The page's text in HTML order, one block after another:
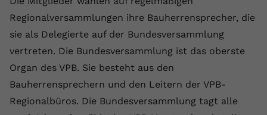
Regionalversammlungen ihre Bauherrensprecher, die
sie als Delegierte auf der Bundesversammlung
vertreten. Die Bundesversammlung ist das oberste
Organ des VPB. Sie besteht aus den
Bauherrensprechern und den Leitern der VPB-
Regionalbüros. Die Bundesversammlung tagt alle
Laufzeit 1 Jahr
Zweck
Einstellungen. Unter anderem eine
zufällig generierte ID, für die
historische Speicherung Ihrer
vorgenommen Einstellungen, falls der
hat.
Informationen zur Nutzung der
Website zu erfassen.
Name _gcl au
Anbieter Google Ads
Laufzeit 90 Tage
Zweck
Wird von Google Ads für das
Werbeklicks der Nutzung auf unserer
Cookie-Informationen anzeigen
Externe Inhalte
Wir verwenden auf unserer Website externe Inhalte,
um Ihnen zusätzliche Informationen anzubieten.
Name vuid
Cookie-Informationen anzeigen